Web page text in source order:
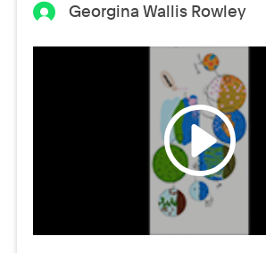
Georgina Wallis Rowley